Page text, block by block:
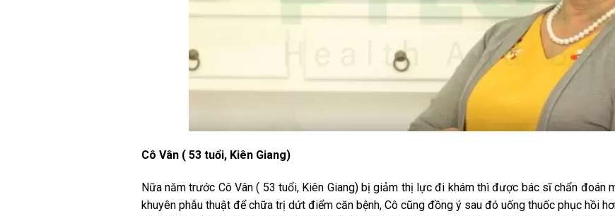
Cô Vân ( 53 tuổi, Kiên Giang)
Nữa năm trước Cô Vân ( 53 tuổi, Kiên Giang) bị giảm thị lực đi khám thì được bác sĩ chẩn đoán
khuyên phẫu thuật để chữa trị dứt điểm căn bệnh, Cô cũng đồng ý sau đó uống thuốc phục hồi